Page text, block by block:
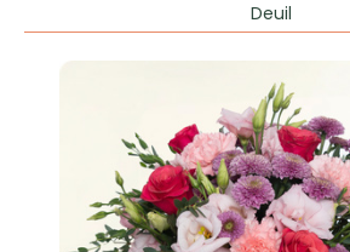
Deuil